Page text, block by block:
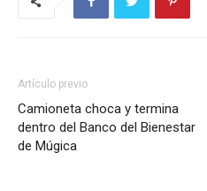
Artículo previo
Camioneta choca y termina
dentro del Banco del Bienestar
de Múgica